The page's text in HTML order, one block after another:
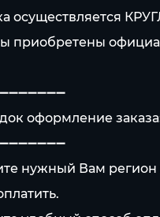
осуществляется
приобретены
оформление
нужный Вам регион